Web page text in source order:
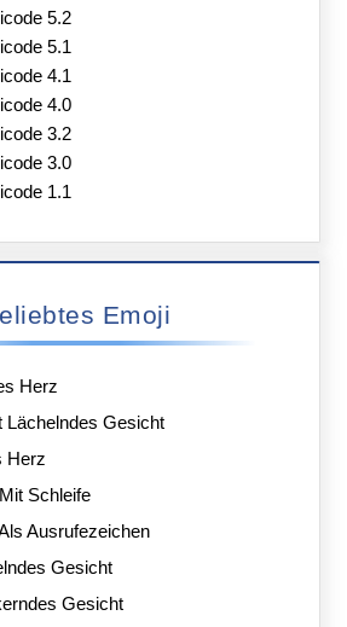
5.2
5.1
4.1
4.0
3.2
3.0
1.1
Emoji
Herz
Lächelndes Gesicht
Herz
Schleife
Ausrufezeichen
Gesicht
Gesicht